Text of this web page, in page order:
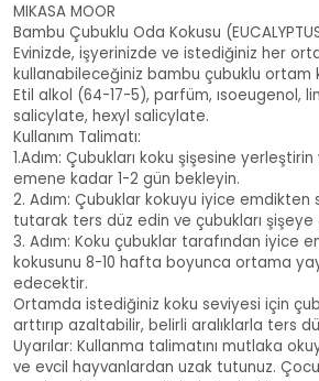
MIKASA MOOR
Bambu Çubuklu Oda Kokusu
Evinizde, işyerinizde ve istediğiniz her
kullanabileceğiniz bambu çubuklu ortam
Etil alkol (64-17-5), parfüm, ısoeugenol,
salicylate, hexyl salicylate.
Kullanım Talimatı:
1.Adım: Çubukları koku şişesine
emene kadar 1-2 gün bekleyin.
2. Adım: Çubuklar kokuyu iyice emdikten
tutarak ters düz edin ve çubukları
3. Adım: Koku çubuklar tarafından iyice
kokusunu 8-10 hafta boyunca ortama
edecektir.
Ortamda istediğiniz koku seviyesi için
arttırıp azaltabilir, belirli aralıklarla ters
Uyarılar: Kullanma talimatını mutlaka
ve evcil hayvanlardan uzak tutunuz.